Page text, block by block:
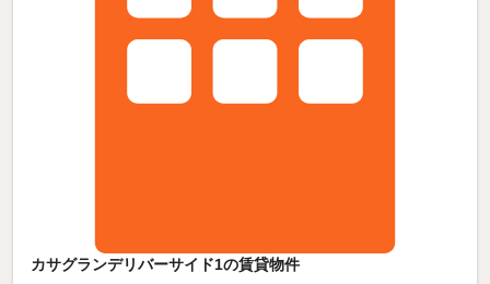
カサグランデリバーサイド1の賃貸物件